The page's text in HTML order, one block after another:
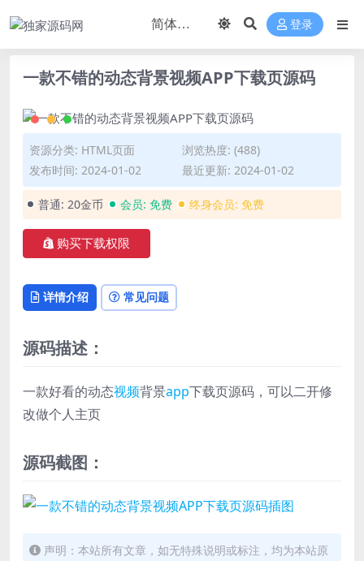
登录
一款不错的动态背景视频APP下载页源码
资源分类: HTML页面
浏览热度: (488)
发布时间: 2024-01-02
最近更新: 2024-01-02
普通: 20金币 会员: 免费 终身会员: 免费
购买下载权限
详情介绍 常见问题
源码描述：
一款好看的动态视频背景app下载页源码，可以二开修
改做个人主页
源码截图：
声明：本站所有文章，如无特殊说明或标注，均为本站原